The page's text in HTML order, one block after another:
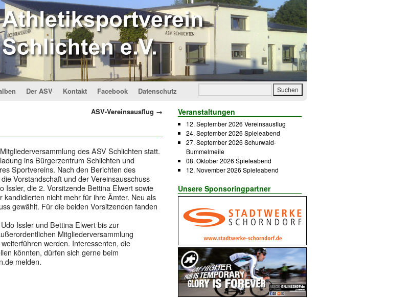
Der ASV Kontakt Facebook Datenschutz
ASV-Vereinsausflug →
des ASV Schlichten statt.
ins Bürgerzentrum Schlichten und
Sportvereins. Nach den Berichten des
Vorstandschaft und der Vereinsausschuss
Issler, die 2. Vorsitzende Bettina Elwert sowie
nicht mehr für ihre Ämter. Neu als
gewählt. Für die beiden Vorsitzenden fanden
Issler und Bettina Elwert bis zur
Mitgliederversammlung
werden. Interessenten, die
könnten, dürfen sich gerne beim
melden.
Veranstaltungen
12. September 2026 Vereinsausflug
24. September 2026 Spieleabend
27. September 2026 Schurwald-
Bummelmeile
08. Oktober 2026 Spieleabend
12. November 2026 Spieleabend
Unsere Sponsoringpartner